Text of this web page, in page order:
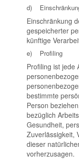
d)
Einschränkung
gespeicherter
künftige
e) Profiling
Profiling ist jede
bestimmte
Person
bezüglich
Gesundheit,
Zuverlässigkeit,
dieser
vorherzusagen.